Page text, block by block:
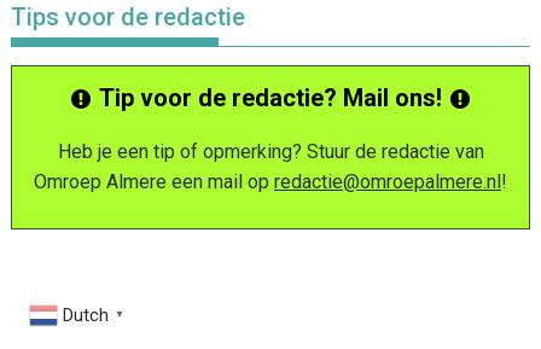
Tips voor de redactie
Tip voor de redactie? Mail ons!
Heb je een tip of opmerking? Stuur de redactie van
Omroep Almere een mail op redactie@omroepalmere.nl!
Dutch ▼